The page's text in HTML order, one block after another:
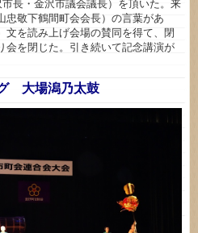
長・金沢市議会議長）を頂いた。来
忠敬下鶴間町会会長）の言葉があ
文を読み上げ会場の賛同を得て、閉
会を閉じた。引き続いて記念講演が
大場潟乃太鼓